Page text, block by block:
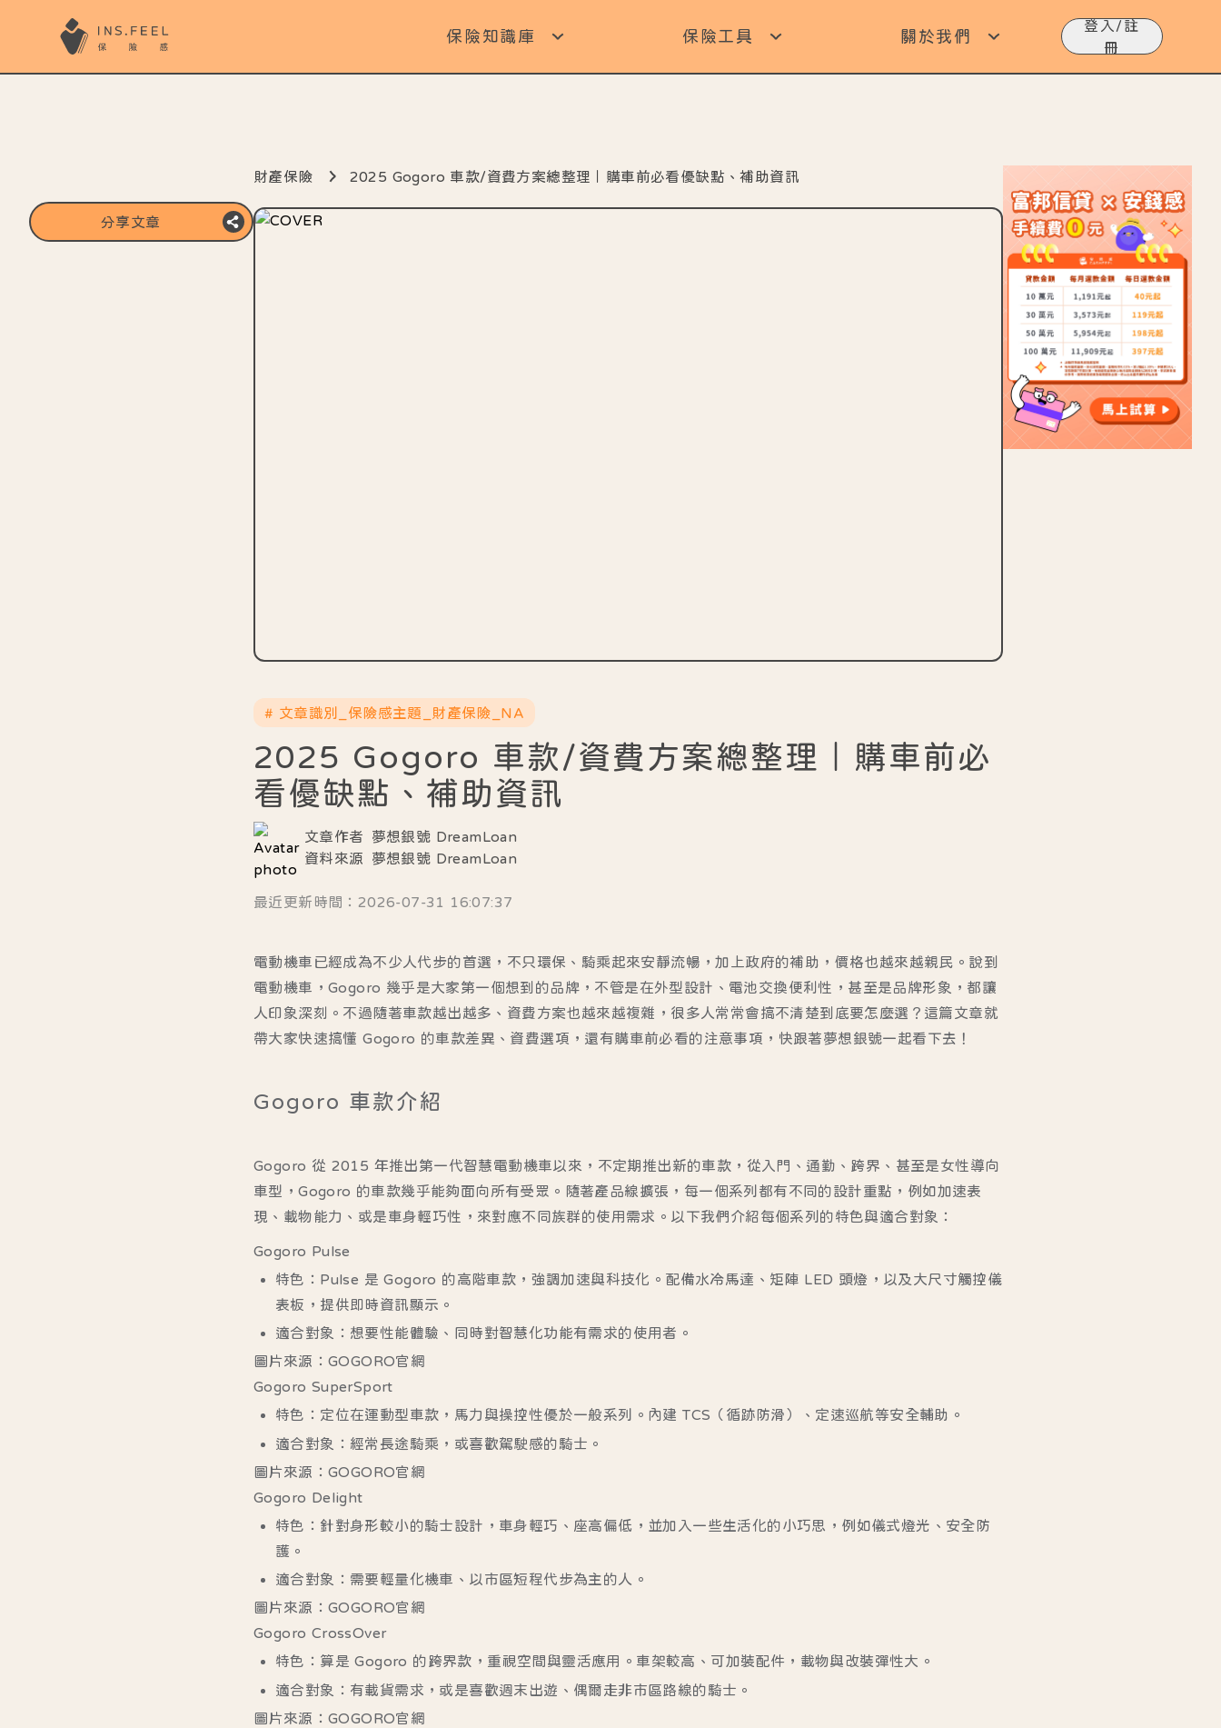
保險知識庫 保險工具 關於我們
登入/註
冊
分享文章
複製分享連結
財產保險 2025 Gogoro 車款/資費方案總整理｜購車前必看優缺點、補助資訊
# 文章識別_保險感主題_財產保險_NA
2025 Gogoro 車款/資費方案總整理｜購車前必
看優缺點、補助資訊
文章作者
夢想銀號 DreamLoan
資料來源
夢想銀號 DreamLoan
最近更新時間：2026-07-31 16:07:37
電動機車已經成為不少人代步的首選，不只環保、騎乘起來安靜流暢，加上政府的補助，價格也越來越親民。說到
電動機車，Gogoro 幾乎是大家第一個想到的品牌，不管是在外型設計、電池交換便利性，甚至是品牌形象，都讓
人印象深刻。不過隨著車款越出越多、資費方案也越來越複雜，很多人常常會搞不清楚到底要怎麼選？這篇文章就
帶大家快速搞懂 Gogoro 的車款差異、資費選項，還有購車前必看的注意事項，快跟著夢想銀號一起看下去！
Gogoro 車款介紹
Gogoro 從 2015 年推出第一代智慧電動機車以來，不定期推出新的車款，從入門、通勤、跨界、甚至是女性導向
車型，Gogoro 的車款幾乎能夠面向所有受眾。隨著產品線擴張，每一個系列都有不同的設計重點，例如加速表
現、載物能力、或是車身輕巧性，來對應不同族群的使用需求。以下我們介紹每個系列的特色與適合對象：
Gogoro Pulse
特色 ：Pulse 是 Gogoro 的高階車款，強調加速與科技化。配備水冷馬達、矩陣 LED 頭燈，以及大尺寸觸控儀
表板，提供即時資訊顯示。
適合對象
：想要性能體驗、同時對智慧化功能有需求的使用者。
圖片來源：GOGORO官網
Gogoro SuperSport
特色 ：定位在運動型車款，馬力與操控性優於一般系列。內建 TCS（循跡防滑）、定速巡航等安全輔助。
適合對象
：經常長途騎乘，或喜歡駕駛感的騎士。
圖片來源：GOGORO官網
Gogoro Delight
特色 ：針對身形較小的騎士設計，車身輕巧、座高偏低，並加入一些生活化的小巧思，例如儀式燈光、安全防
護。
適合對象
：需要輕量化機車、以市區短程代步為主的人。
圖片來源：GOGORO官網
Gogoro CrossOver
特色 ：算是 Gogoro 的跨界款，重視空間與靈活應用。車架較高、可加裝配件，載物與改裝彈性大。
適合對象
：有載貨需求，或是喜歡週末出遊、偶爾走非市區路線的騎士。
圖片來源：GOGORO官網